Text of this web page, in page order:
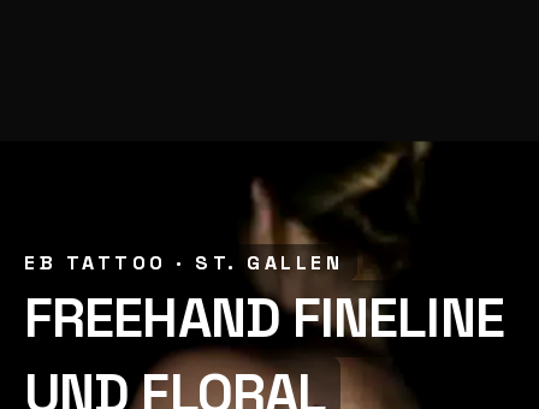
EB TATTOO · ST. GALLEN
FREEHAND FINELINE
UND FLORAL
EB TATTOO · ST. GALLEN
FREEHAND FINELINE
UND FLORAL